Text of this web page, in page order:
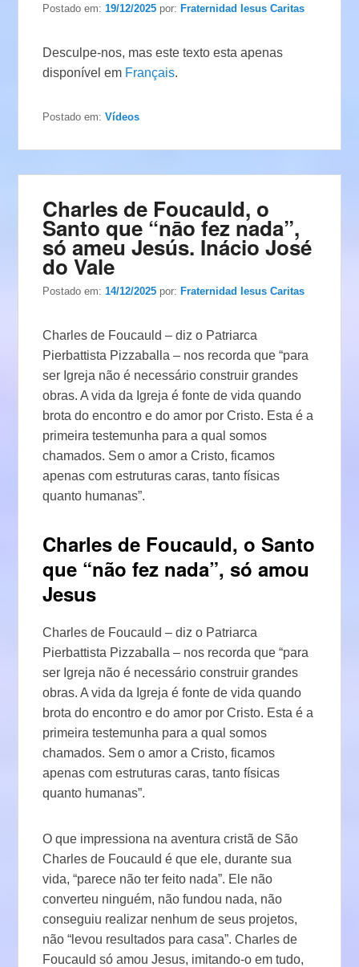
Postado em:19/12/2025 por: Fraternidad Iesus Caritas
Desculpe-nos, mas este texto esta apenas
disponível em Français.
Postado em: Vídeos
Charles de Foucauld, o
Santo que “nāo fez nada”,
só ameu Jesús. Inácio José
do Vale
Postado em:14/12/2025 por: Fraternidad Iesus Caritas
Charles de Foucauld – diz o Patriarca
Pierbattista Pizzaballa – nos recorda que “para
ser Igreja não é necessário construir grandes
obras. A vida da Igreja é fonte de vida quando
brota do encontro e do amor por Cristo. Esta é a
primeira testemunha para a qual somos
chamados. Sem o amor a Cristo, ficamos
apenas com estruturas caras, tanto físicas
quanto humanas”.
Charles de Foucauld, o Santo
que “não fez nada”, só amou
Jesus
Charles de Foucauld – diz o Patriarca
Pierbattista Pizzaballa – nos recorda que “para
ser Igreja não é necessário construir grandes
obras. A vida da Igreja é fonte de vida quando
brota do encontro e do amor por Cristo. Esta é a
primeira testemunha para a qual somos
chamados. Sem o amor a Cristo, ficamos
apenas com estruturas caras, tanto físicas
quanto humanas”.
O que impressiona na aventura cristã de São
Charles de Foucauld é que ele, durante sua
vida, “parece não ter feito nada”. Ele não
converteu ninguém, não fundou nada, não
conseguiu realizar nenhum de seus projetos,
não “levou resultados para casa”. Charles de
Foucauld só amou Jesus, imitando-o em tudo,